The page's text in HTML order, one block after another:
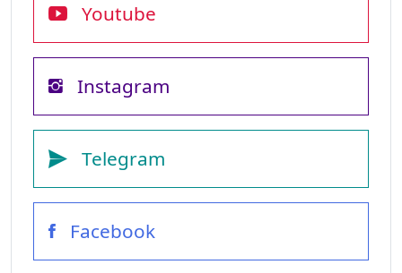
Youtube
Instagram
Telegram
Facebook